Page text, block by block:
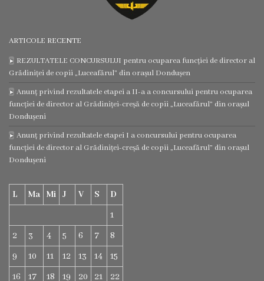
Regulamentul
consiliului
Deciziile
consiliului
Transparență
orașului
Strategia
de
dezvoltare
ARTICOLE RECENTE
REZULTATELE CONCURSULUI pentru ocuparea funcției de director al
Grădiniței de copii „Luceafărul” din orașul Dondușen
Anunț privind rezultatele etapei a II-a a concursului pentru ocuparea
funcției de director al Grădiniței-creșă de copii „Luceafărul” din orașul
Dondușeni
Anunț privind rezultatele etapei I a concursului pentru ocuparea
funcției de director al Grădiniței-creșă de copii „Luceafărul” din orașul
Dondușeni
L Ma Mi J V S
D
1
2
3 4 5 6 7
8
9
10 11 12 13 14
15
16
17 18 19 20 21 22